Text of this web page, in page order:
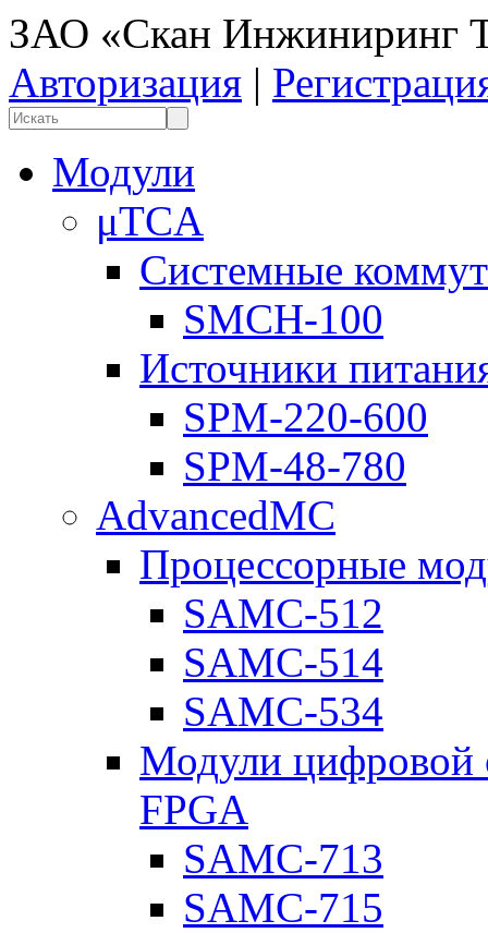
ЗАО «Скан Инжиниринг
Авторизация |
Модули
μTCA
Системные
SMCH-100
Источники
SPM-220-600
SPM-48-780
AdvancedMC
Процессорные
SAMC-512
SAMC-514
SAMC-534
Модули цифровой
FPGA
SAMC-713
SAMC-715